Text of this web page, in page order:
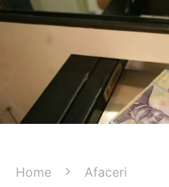
Home Afaceri